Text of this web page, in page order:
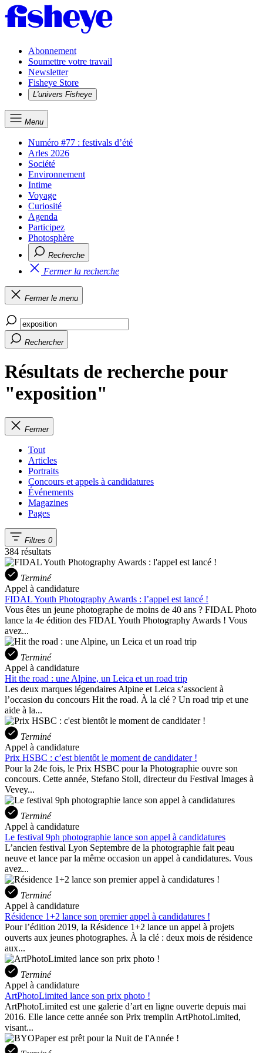
Abonnement
Soumettre votre travail
Newsletter
Fisheye Store
L'univers Fisheye
Menu
Numéro #77 : festivals d’été
Arles 2026
Société
Environnement
Intime
Voyage
Curiosité
Agenda
Participez
Photosphère
Recherche
Fermer la recherche
Fermer le menu
Rechercher
Résultats de recherche pour
"exposition"
Fermer
Tout
Articles
Portraits
Concours et appels à candidatures
Événements
Magazines
Pages
Filtres 0
384 résultats
Terminé
Appel à candidature
FIDAL Youth Photography Awards : l’appel est lancé !
Vous êtes un jeune photographe de moins de 40 ans ? FIDAL Photo
lance la 4e édition des FIDAL Youth Photography Awards ! Vous
avez...
Terminé
Appel à candidature
Hit the road : une Alpine, un Leica et un road trip
Les deux marques légendaires Alpine et Leica s’associent à
l’occasion du concours Hit the road. À la clé ? Un road trip et une
aide à la...
Terminé
Appel à candidature
Prix HSBC : c’est bientôt le moment de candidater !
Pour la 24e fois, le Prix HSBC pour la Photographie ouvre son
concours. Cette année, Stefano Stoll, directeur du Festival Images à
Vevey...
Terminé
Appel à candidature
Le festival 9ph photographie lance son appel à candidatures
L’ancien festival Lyon Septembre de la photographie fait peau
neuve et lance par la même occasion un appel à candidatures. Vous
avez...
Terminé
Appel à candidature
Résidence 1+2 lance son premier appel à candidatures !
Pour l’édition 2019, la Résidence 1+2 lance un appel à projets
ouverts aux jeunes photographes. À la clé : deux mois de résidence
aux...
Terminé
Appel à candidature
ArtPhotoLimited lance son prix photo !
ArtPhotoLimited est une galerie d’art en ligne ouverte depuis mai
2016. Elle lance cette année son Prix tremplin ArtPhotoLimited,
visant...